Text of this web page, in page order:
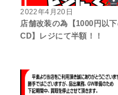
2022年4月20日
店舗改装の為【1000円以
CD】レジにて半額！！